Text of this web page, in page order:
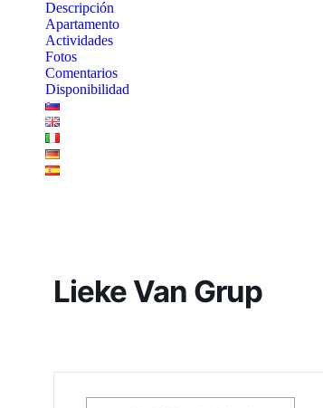
Descripción
Apartamento
Actividades
Fotos
Comentarios
Disponibilidad
Lieke Van Grup